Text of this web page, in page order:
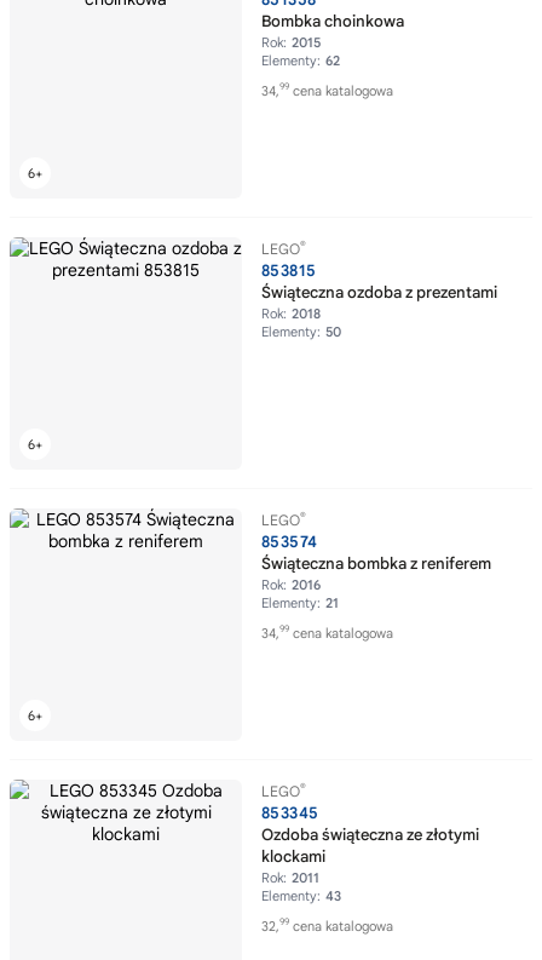
Bombka choinkowa
Rok: 2015
Elementy: 62
34,99 cena katalogowa
LEGO®
853815
Świąteczna ozdoba z prezentami
Rok: 2018
Elementy: 50
LEGO®
853574
Świąteczna bombka z reniferem
Rok: 2016
Elementy: 21
34,99 cena katalogowa
LEGO®
853345
Ozdoba świąteczna ze złotymi
klockami
Rok: 2011
Elementy: 43
32,99 cena katalogowa